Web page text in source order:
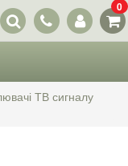
Наші
контакти
0
ТВ сигналу